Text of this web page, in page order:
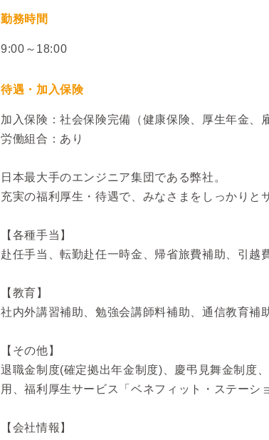
勤務時間
9:00～18:00
待遇・加入保険
加入保険：社会保険完備（健康保険、厚生年金、
労働組合：あり
日本最大手のエンジニア集団である弊社。
充実の福利厚生・待遇で、みなさまをしっかりと
【各種手当】
赴任手当、転勤赴任一時金、帰省旅費補助、引越
【教育】
社内外講習補助、勉強会講師料補助、通信教育補
【その他】
退職金制度(確定拠出年金制度)、慶弔見舞金制度
用、福利厚生サービス「ベネフィット・ステーシ
【会社情報】